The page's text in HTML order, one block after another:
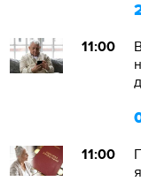
11:00
11:00